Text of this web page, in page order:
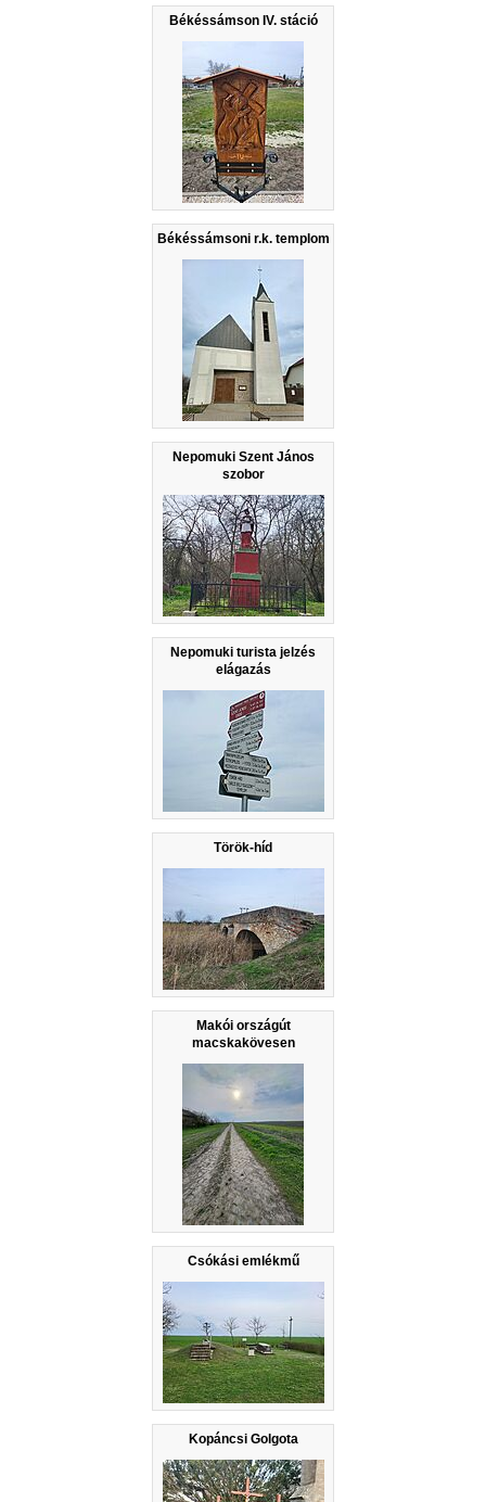
Békéssámson IV. stáció
Békéssámsoni r.k. templom
Nepomuki Szent János
szobor
Nepomuki turista jelzés
elágazás
Török-híd
Makói országút
macskakövesen
Csókási emlékmű
Kopáncsi Golgota